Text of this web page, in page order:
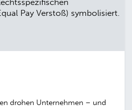
drohen Unternehmen – und